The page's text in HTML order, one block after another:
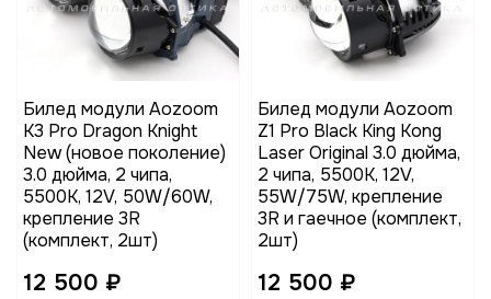
Билед модули Aozoom
K3 Pro Dragon Knight
New (новое поколение)
3.0 дюйма, 2 чипа,
5500K, 12V, 50W/60W,
крепление 3R
(комплект, 2шт)
12 500 ₽
Билед модули Aozoom
Z1 Pro Black King Kong
Laser Original 3.0 дюйма,
2 чипа, 5500K, 12V,
55W/75W, крепление
3R и гаечное (комплект,
2шт)
12 500 ₽